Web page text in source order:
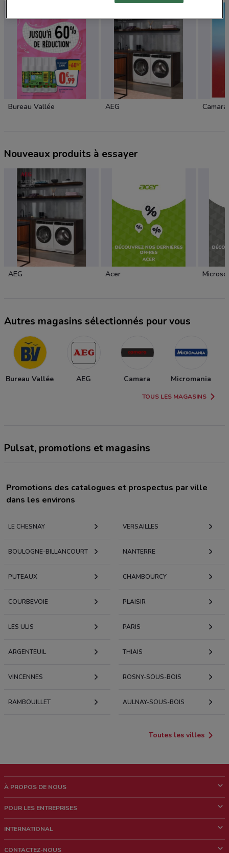
Bureau Vallée AEG Camara
Nouveaux produits à essayer
AEG Acer
Autres magasins sélectionnés pour vous
Bureau Vallée AEG Camara Micromania
TOUS LES MAGASINS
Pulsat, promotions et magasins
Promotions des catalogues et prospectus par ville
dans les environs
LE CHESNAY VERSAILLES
BOULOGNE-BILLANCOURT NANTERRE
PUTEAUX CHAMBOURCY
COURBEVOIE PLAISIR
LES ULIS PARIS
ARGENTEUIL THIAIS
VINCENNES ROSNY-SOUS-BOIS
RAMBOUILLET AULNAY-SOUS-BOIS
Toutes les villes
À PROPOS DE NOUS
News & Médias
POUR LES ENTREPRISES
Contacts commerciaux et/ou marketing
INTERNATIONAL
CONTACTEZ-NOUS